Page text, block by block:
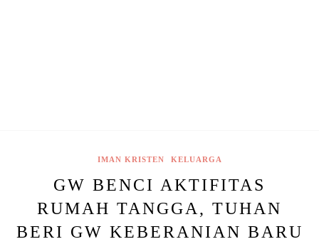
IMAN KRISTEN KELUARGA
GW BENCI AKTIFITAS
RUMAH TANGGA, TUHAN
BERI GW KEBERANIAN BARU